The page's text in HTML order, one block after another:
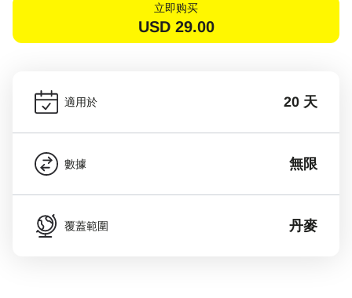
立即购买
USD 29.00
適用於 20 天
數據 無限
覆蓋範圍 丹麥